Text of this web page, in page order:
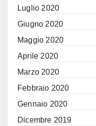
Luglio 2020
Giugno 2020
Maggio 2020
Aprile 2020
Marzo 2020
Febbraio 2020
Gennaio 2020
Dicembre 2019